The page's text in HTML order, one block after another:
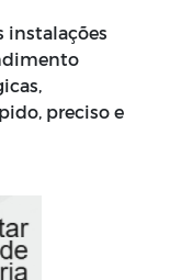
instalações
preciso e